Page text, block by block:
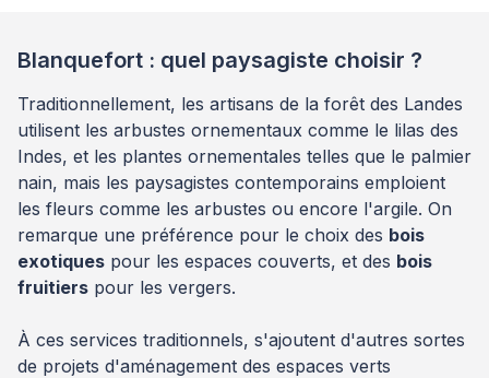
Blanquefort : quel paysagiste choisir ?
Traditionnellement, les artisans de la forêt des Landes
utilisent les arbustes ornementaux comme le lilas des
Indes, et les plantes ornementales telles que le palmier
nain, mais les paysagistes contemporains emploient
les fleurs comme les arbustes ou encore l'argile. On
remarque une préférence pour le choix des bois
exotiques pour les espaces couverts, et des bois
fruitiers pour les vergers.
À ces services traditionnels, s'ajoutent d'autres sortes
de projets d'aménagement des espaces verts